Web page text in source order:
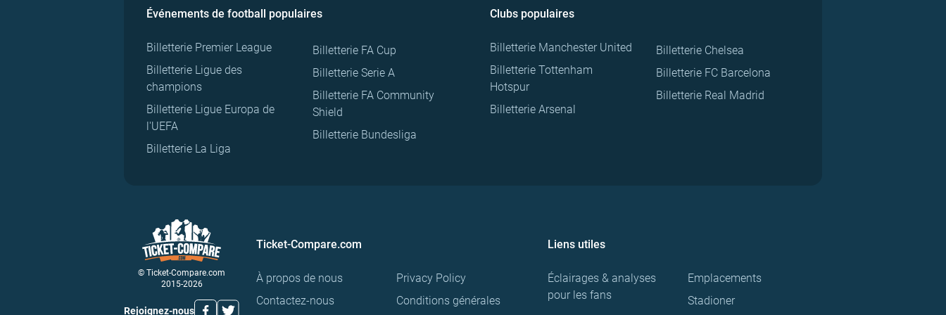
Événements de football populaires
Billetterie Premier League
Billetterie Ligue des
champions
Billetterie Ligue Europa de
l'UEFA
Billetterie La Liga
Billetterie FA Cup
Billetterie Serie A
Billetterie FA Community
Shield
Billetterie Bundesliga
Clubs populaires
Billetterie Manchester United
Billetterie Tottenham
Hotspur
Billetterie Arsenal
Billetterie Chelsea
Billetterie FC Barcelona
Billetterie Real Madrid
© Ticket-Compare.com
2015-2026
Rejoignez-nous
Ticket-Compare.com
À propos de nous
Contactez-nous
Privacy Policy
Conditions générales
Liens utiles
Éclairages & analyses
pour les fans
Emplacements
Stadioner